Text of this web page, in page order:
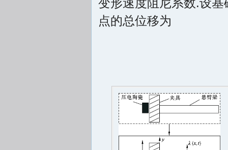
变形速度阻尼系数.设
点的总位移为